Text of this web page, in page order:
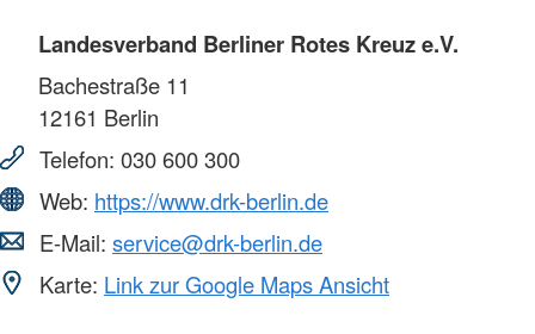
Landesverband Berliner Rotes Kreuz e.V.
Bachestraße 11
12161 Berlin
Telefon: 030 600 300
Web: https://www.drk-berlin.de
E-Mail: service@drk-berlin.de
Karte: Link zur Google Maps Ansicht